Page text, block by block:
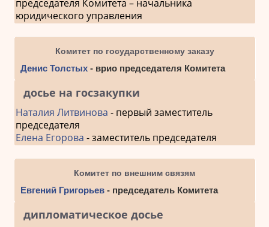
председателя Комитета – начальника
юридического управления
Комитет по государственному заказу
Денис Толстых- врио председателя Комитета
досье на госзакупки
Наталия Литвинова - первый заместитель
председателя
Елена Егорова - заместитель председателя
Комитет по внешним связям
Евгений Григорьев- председатель Комитета
дипломатическое досье